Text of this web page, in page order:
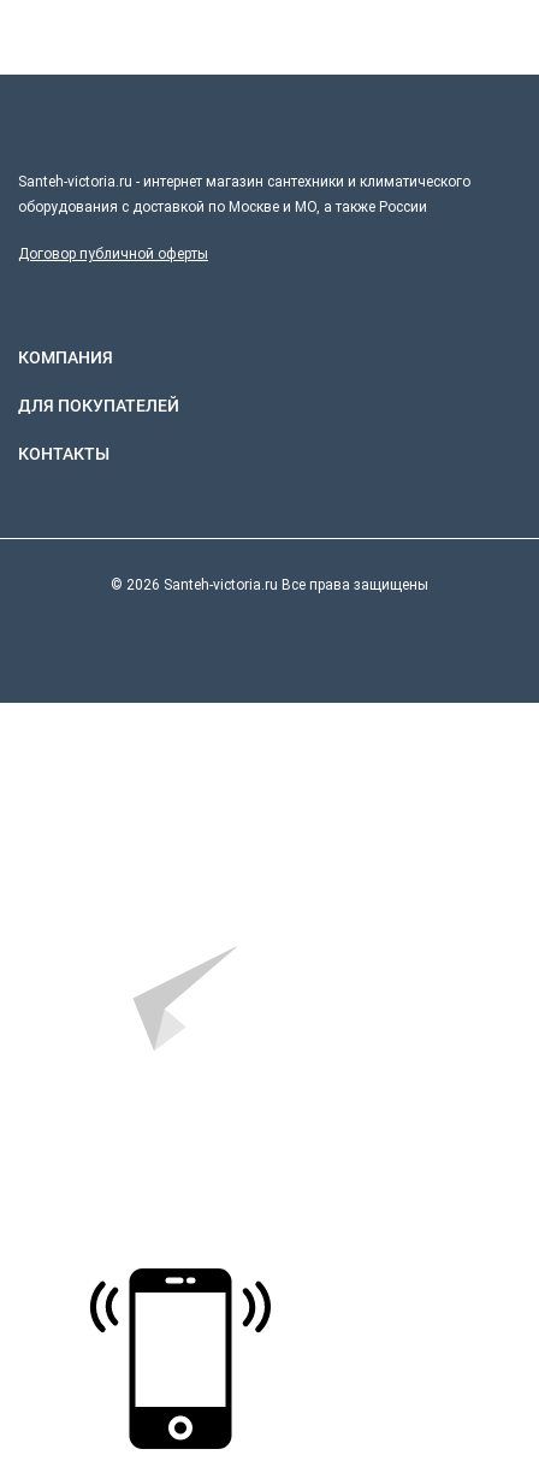
Santeh-victoria.ru - интернет магазин сантехники и климатического
оборудования с доставкой по Москве и МО, а также России
Договор публичной оферты
КОМПАНИЯ
ДЛЯ ПОКУПАТЕЛЕЙ
КОНТАКТЫ
© 2026 Santeh-victoria.ru Все права защищены